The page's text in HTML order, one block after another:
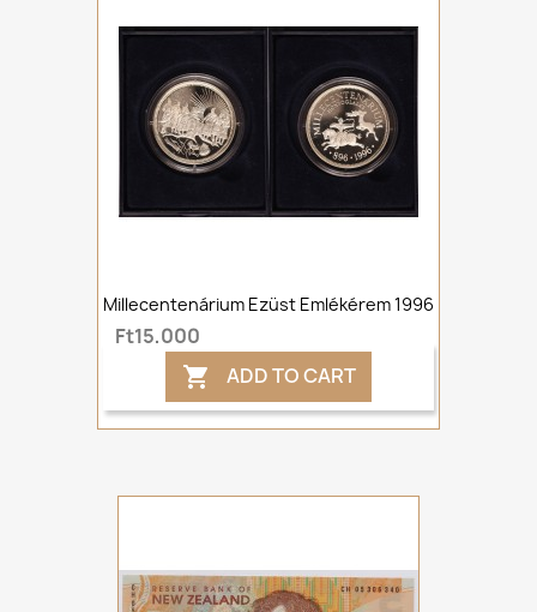
Millecentenárium Ezüst Emlékérem 1996
Ft15,000
 ADD TO CART